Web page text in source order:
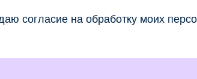
согласие на обработку моих